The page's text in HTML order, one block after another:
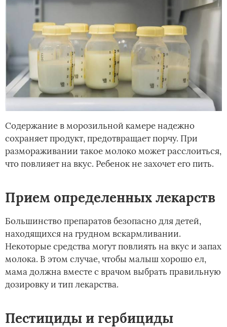
Содержание в морозильной камере надежно
сохраняет продукт, предотвращает порчу. При
размораживании такое молоко может расслоиться,
что повлияет на вкус. Ребенок не захочет его пить.
Прием определенных лекарств
Большинство препаратов безопасно для детей,
находящихся на грудном вскармливании.
Некоторые средства могут повлиять на вкус и запах
молока. В этом случае, чтобы малыш хорошо ел,
мама должна вместе с врачом выбрать правильную
дозировку и тип лекарства.
Пестициды и гербициды